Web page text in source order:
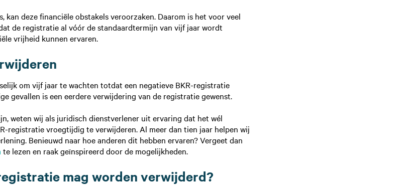
kan deze financiële obstakels veroorzaken. Daarom is het voor veel
de registratie al vóór de standaardtermijn van vijf jaar wordt
vrijheid kunnen ervaren.
om vijf jaar te wachten totdat een negatieve BKR-registratie
gevallen is een eerdere verwijdering van de registratie gewenst.
weten wij als juridisch dienstverlener uit ervaring dat het wél
registratie vroegtijdig te verwijderen. Al meer dan tien jaar helpen wij
Benieuwd naar hoe anderen dit hebben ervaren? Vergeet dan
te lezen en raak geïnspireerd door de mogelijkheden.
mag worden verwijderd?